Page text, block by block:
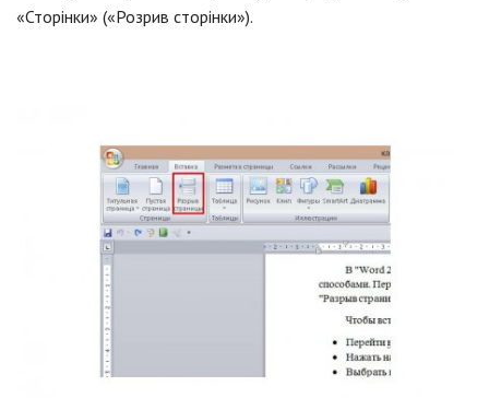
«Сторінки» («Розрив сторінки»).